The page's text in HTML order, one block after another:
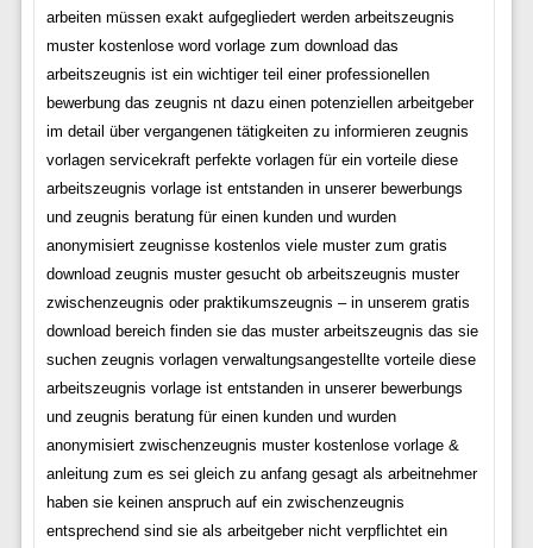
arbeiten müssen exakt aufgegliedert werden arbeitszeugnis
muster kostenlose word vorlage zum download das
arbeitszeugnis ist ein wichtiger teil einer professionellen
bewerbung das zeugnis nt dazu einen potenziellen arbeitgeber
im detail über vergangenen tätigkeiten zu informieren zeugnis
vorlagen servicekraft perfekte vorlagen für ein vorteile diese
arbeitszeugnis vorlage ist entstanden in unserer bewerbungs
und zeugnis beratung für einen kunden und wurden
anonymisiert zeugnisse kostenlos viele muster zum gratis
download zeugnis muster gesucht ob arbeitszeugnis muster
zwischenzeugnis oder praktikumszeugnis – in unserem gratis
download bereich finden sie das muster arbeitszeugnis das sie
suchen zeugnis vorlagen verwaltungsangestellte vorteile diese
arbeitszeugnis vorlage ist entstanden in unserer bewerbungs
und zeugnis beratung für einen kunden und wurden
anonymisiert zwischenzeugnis muster kostenlose vorlage &
anleitung zum es sei gleich zu anfang gesagt als arbeitnehmer
haben sie keinen anspruch auf ein zwischenzeugnis
entsprechend sind sie als arbeitgeber nicht verpflichtet ein